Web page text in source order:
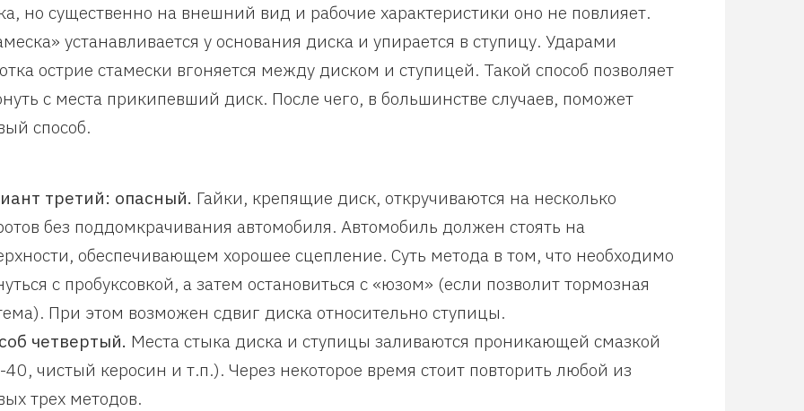
но существенно на внешний вид и рабочие характеристики оно не повлияет.
устанавливается у основания диска и упирается в ступицу. Ударами
острие стамески вгоняется между диском и ступицей. Такой способ позволяет
с места прикипевший диск. После чего, в большинстве случаев, поможет
способ.
третий: опасный. Гайки, крепящие диск, откручиваются на несколько
без поддомкрачивания автомобиля. Автомобиль должен стоять на
обеспечивающем хорошее сцепление. Суть метода в том, что необходимо
с пробуксовкой, а затем остановиться с «юзом» (если позволит тормозная
При этом возможен сдвиг диска относительно ступицы.
четвертый. Места стыка диска и ступицы заливаются проникающей смазкой
40, чистый керосин и т.п.). Через некоторое время стоит повторить любой из
трех методов.